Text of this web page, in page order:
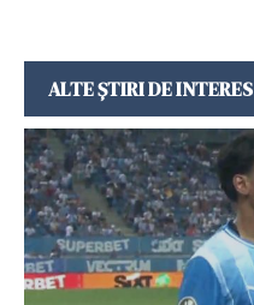
ALTE ȘTIRI DE INTERES